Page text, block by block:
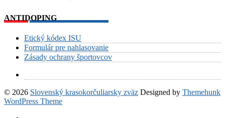
ANTIDOPING
Etický kódex ISU
Formulár pre nahlasovanie
Zásady ochrany športovcov
© 2026 Slovenský krasokorčuliarsky zväz Designed by Themehunk
WordPress Theme